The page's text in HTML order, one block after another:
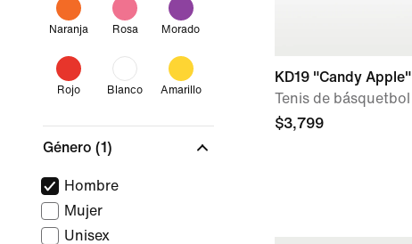
Naranja Rosa Morado
Rojo Blanco Amarillo
Género (1)
Hombre
Mujer
Unisex
KD19 "Candy Apple"
Tenis de básquetbol
$3,799